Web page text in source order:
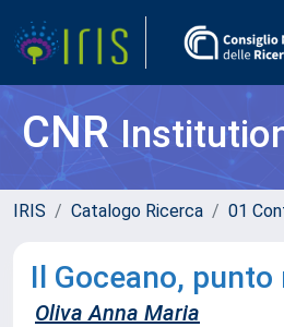
CNR
IRIS Catalogo Ricerca 01
Il Goceano,
Oliva Anna Maria